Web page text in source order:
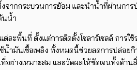
ากกระบวนการย้อม และนำน้ำที่ผ่านกา
นน้ำ
นที่ ตั้งแต่การติดตั้งโซลาร์เซลล์ การใช้
ำมันเชื้อเพลิง ทั้งหมดนี้ช่วยลดการปล่อย
อย่างเหมาะสม และวัดผลให้ชัดเจนทั้งด้า